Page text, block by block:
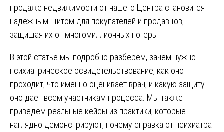
продаже недвижимости от нашего Центра становится
надежным щитом для покупателей и продавцов,
защищая их от многомиллионных потерь.
В этой статье мы подробно разберем, зачем нужно
психиатрическое освидетельствование, как оно
проходит, что именно оценивает врач, и какую защиту
оно дает всем участникам процесса. Мы также
приведем реальные кейсы из практики, которые
наглядно демонстрируют, почему справка от психиатра